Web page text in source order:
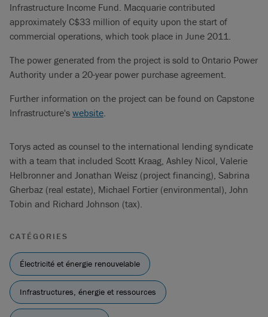
Infrastructure Income Fund. Macquarie contributed
approximately C$33 million of equity upon the start of
commercial operations, which took place in June 2011.
The power generated from the project is sold to Ontario Power
Authority under a 20-year power purchase agreement.
Further information on the project can be found on Capstone
Infrastructure's website
Torys acted as counsel to the international lending syndicate
with a team that included Scott Kraag, Ashley Nicol, Valerie
Helbronner and Jonathan Weisz (project financing), Sabrina
Gherbaz (real estate), Michael Fortier (environmental), John
Tobin and Richard Johnson (tax).
CATÉGORIES
Électricité et énergie renouvelable
Infrastructures, énergie et ressources